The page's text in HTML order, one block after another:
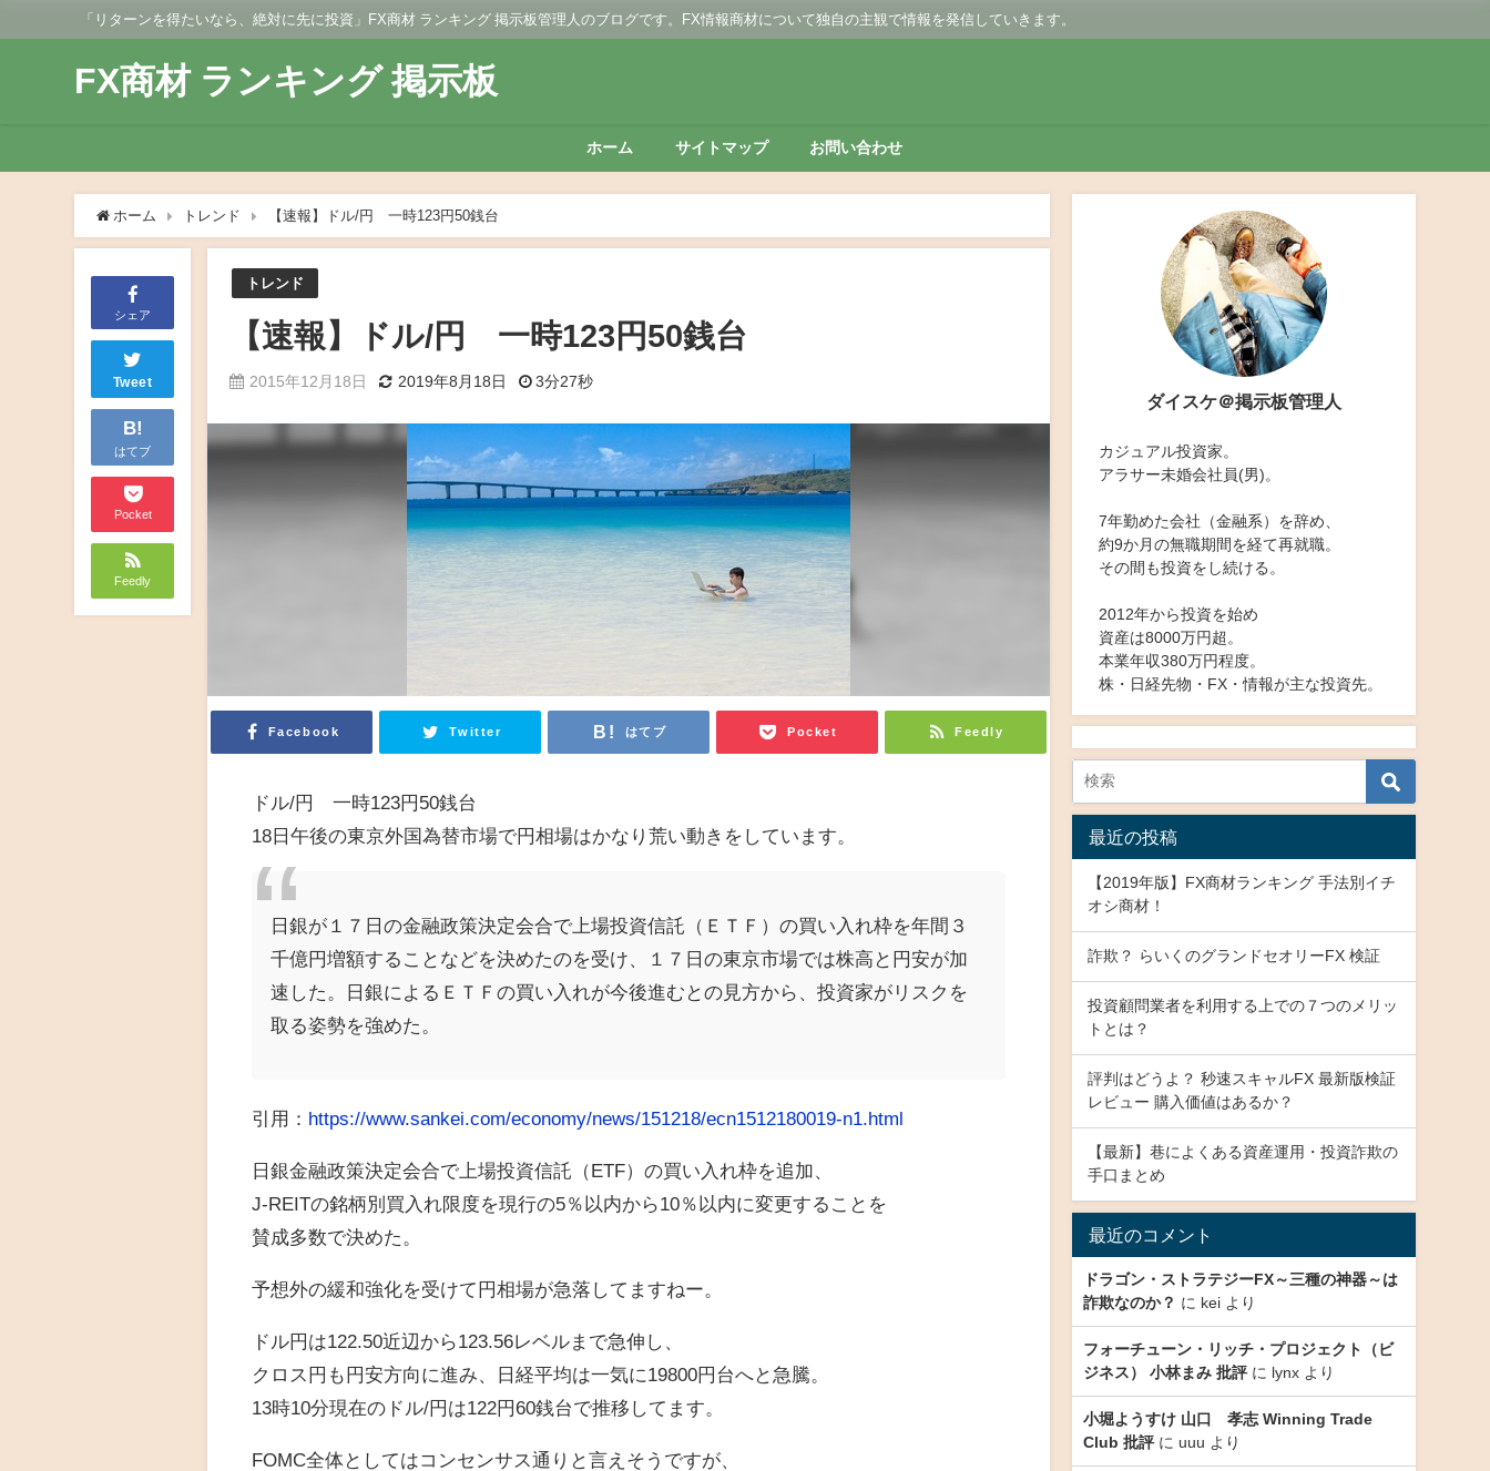
「リターンを得たいなら、絶対に先に投資」FX商材 ランキング 掲示板管理人のブログです。FX情報商材について独自の主観で情報を発信していきます。
FX商材 ランキング 掲示板
ホーム サイトマップ お問い合わせ
ホーム トレンド 【速報】ドル/円 一時123円50銭台
シェア
Tweet
B!
はてブ
Pocket
Feedly
トレンド
【速報】ドル/円 一時123円50銭台
2015年12月18日 2019年8月18日 3分27秒
Facebook Twitter はてブ Pocket Feedly
ドル/円 一時123円50銭台
18日午後の東京外国為替市場で円相場はかなり荒い動きをしています。
日銀が１７日の金融政策決定会合で上場投資信託（ＥＴＦ）の買い入れ枠を年間３
千億円増額することなどを決めたのを受け、１７日の東京市場では株高と円安が加
速した。日銀によるＥＴＦの買い入れが今後進むとの見方から、投資家がリスクを
取る姿勢を強めた。
引用： https://www.sankei.com/economy/news/151218/ecn1512180019-n1.html
日銀金融政策決定会合で上場投資信託（ETF）の買い入れ枠を追加、
J-REITの銘柄別買入れ限度を現行の5％以内から10％以内に変更することを
賛成多数で決めた。
予想外の緩和強化を受けて円相場が急落してますねー。
ドル円は122.50近辺から123.56レベルまで急伸し、
クロス円も円安方向に進み、日経平均は一気に19800円台へと急騰。
13時10分現在のドル/円は122円60銭台で推移してます。
FOMC全体としてはコンセンサス通りと言えそうですが、
ダイスケ＠掲示板管理人
カジュアル投資家。
アラサー未婚会社員(男)。
7年勤めた会社（金融系）を辞め、
約9か月の無職期間を経て再就職。
その間も投資をし続ける。
2012年から投資を始め
資産は8000万円超。
本業年収380万円程度。
株・日経先物・FX・情報が主な投資先。
最近の投稿
【2019年版】FX商材ランキング 手法別イチ
オシ商材！
詐欺？ らいくのグランドセオリーFX 検証
投資顧問業者を利用する上での７つのメリッ
トとは？
評判はどうよ？ 秒速スキャルFX 最新版検証
レビュー 購入価値はあるか？
【最新】巷によくある資産運用・投資詐欺の
手口まとめ
最近のコメント
ドラゴン・ストラテジーFX～三種の神器～は
詐欺なのか？ に keiより
フォーチューン・リッチ・プロジェクト（ビ
ジネス） 小林まみ 批評に lynxより
小堀ようすけ 山口 孝志 Winning Trade
Club 批評に uuu より